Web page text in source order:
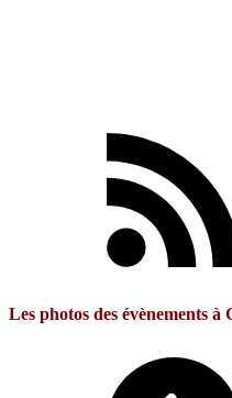
Les photos des évènements à